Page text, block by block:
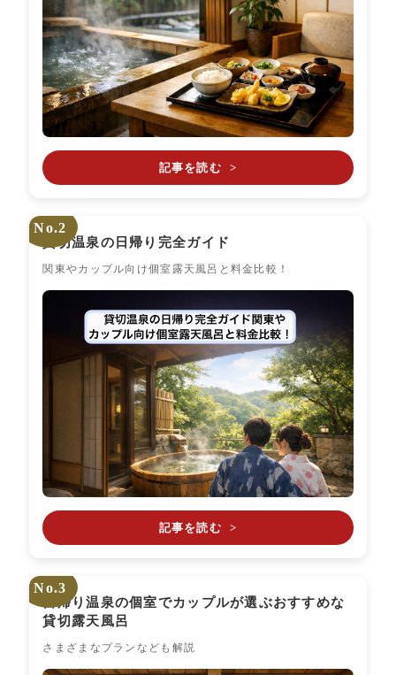
記事を読む >
No.2
貸切温泉の日帰り完全ガイド
関東やカップル向け個室露天風呂と料金比較！
記事を読む >
No.3
日帰り温泉の個室でカップルが選ぶおすすめな
貸切露天風呂
さまざまなプランなども解説